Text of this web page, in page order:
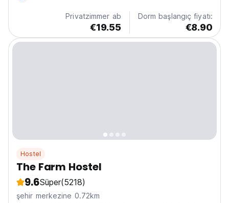
Privatzimmer ab
€19.55
Dorm başlangıç fiyatı:
€8.90
Hostel
The Farm Hostel
9.6Süper(5218)
şehir merkezine 0.72km